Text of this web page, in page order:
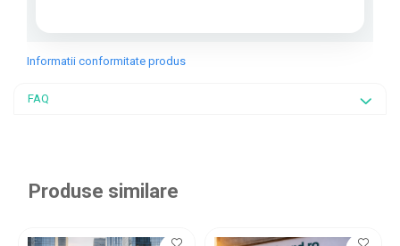
Informatii conformitate produs
FAQ
Produse similare